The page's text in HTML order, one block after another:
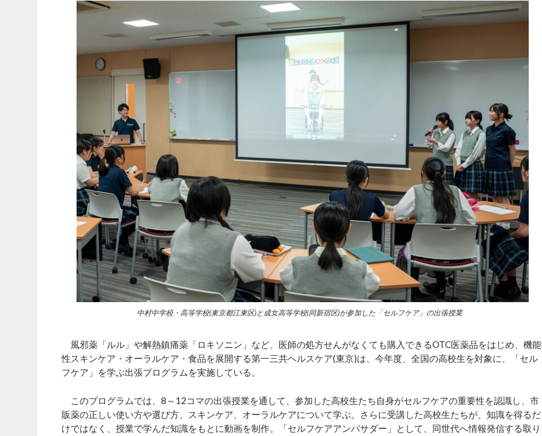
中村中学校・高等学校(東京都江東区)と成女高等学校(同新宿区)が参加した「セルフケア」の出張授業
風邪薬「ルル」や解熱鎮痛薬「ロキソニン」など、医師の処方せんがなくても購入できるOTC医薬品をはじめ、機能
性スキンケア・オーラルケア・食品を展開する第一三共ヘルスケア(東京)は、今年度、全国の高校生を対象に、「セル
フケア」を学ぶ出張プログラムを実施している。
このプログラムでは、8～12コマの出張授業を通して、参加した高校生たち自身がセルフケアの重要性を認識し、市
販薬の正しい使い方や選び方、スキンケア、オーラルケアについて学ぶ。さらに受講した高校生たちが、知識を得るだ
けではなく、授業で学んだ知識をもとに動画を制作。「セルフケアアンバサダー」として、同世代へ情報発信する取り